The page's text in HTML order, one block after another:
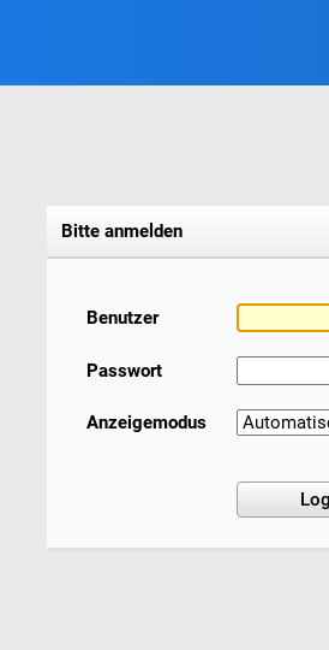
Bitte anmelden
Benutzer
Passwort
Anzeigemodus